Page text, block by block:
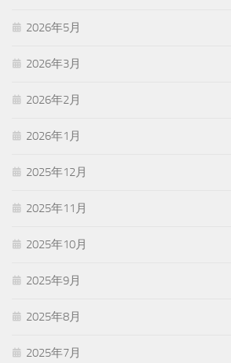
2026年5月
2026年3月
2026年2月
2026年1月
2025年12月
2025年11月
2025年10月
2025年9月
2025年8月
2025年7月